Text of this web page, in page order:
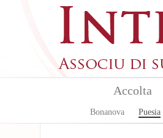
Accolta
Bonanova Puesia